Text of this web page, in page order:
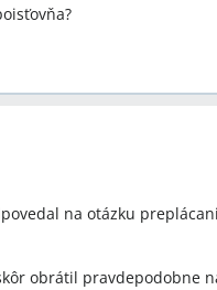
na otázku
obrátil pravdepodobne